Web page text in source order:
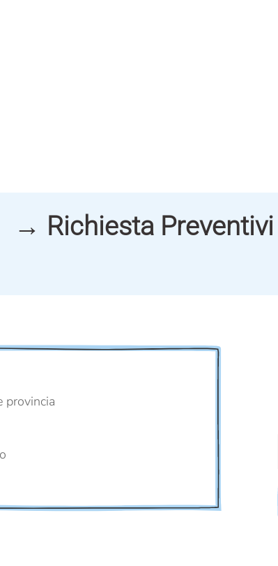
→ Richiesta Preventivi
provincia